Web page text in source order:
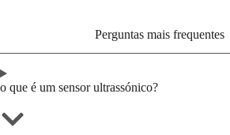
Perguntas mais frequentes
o que é um sensor ultrassónico?